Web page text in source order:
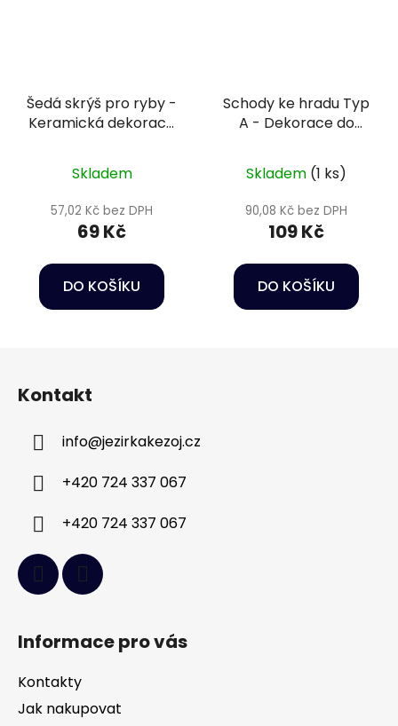
Šedá skrýš pro ryby -
Keramická dekorace
Skladem
57,02 Kč bez DPH
69 Kč
DO KOŠÍKU
Schody ke hradu Typ
A - Dekorace do
Skladem (1 ks)
90,08 Kč bez DPH
109 Kč
DO KOŠÍKU
Kontakt
info@jezirkakezoj.cz
+420 724 337 067
+420 724 337 067
Informace pro vás
Kontakty
Jak nakupovat